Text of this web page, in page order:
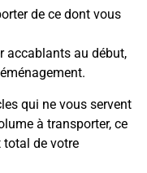
de ce dont vous
accablants au début,
qui ne vous servent
à transporter, ce
total de votre